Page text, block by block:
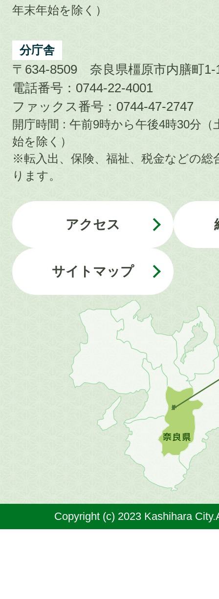
年末年始を除く）
分庁舎
〒634-8509 奈良県橿原市内膳町1-
電話番号：0744-22-4001
ファックス番号：0744-47-2747
開庁時間 : 午前9時から午後4時30分
始を除く）
※転入出、保険、福祉、税金などの総
ります。
アクセス
サイトマップ
畿
地
方
の
奈
良
Copyright (c) 2023 Kashihara